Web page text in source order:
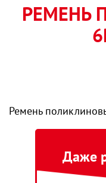
РЕМЕНЬ
Ремень
Даже